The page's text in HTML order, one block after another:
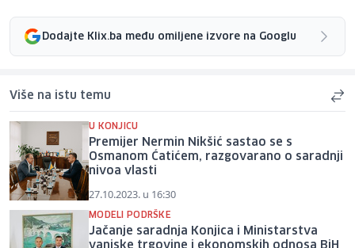
Dodajte Klix.ba među omiljene izvore na Googlu
Više na istu temu
U KONJICU
Premijer Nermin Nikšić sastao se s
Osmanom Ćatićem, razgovarano o saradnji
nivoa vlasti
27.10.2023. u 16:30
MODELI PODRŠKE
Jačanje saradnja Konjica i Ministarstva
vanjske trgovine i ekonomskih odnosa BiH